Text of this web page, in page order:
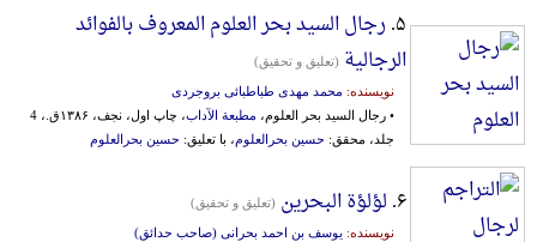
۵. رجال السید بحر العلوم المعروف بالفوائد
الرجالیة (تعلیق و تحقیق)
نویسنده: محمد مهدی طباطبائی بروجردی
• رجال السید بحر العلوم، مطبعة الآداب
، چاپ اول، نجف، ۱۳۸۶ق.، 4
جلد، محقق: حسین بحرالعلوم، با تعلیق: حسین بحرالعلوم
۶. لؤلؤة البحرین (تعلیق و تحقیق)
نویسنده: یوسف بن احمد بحرانی (صاحب حدائق)